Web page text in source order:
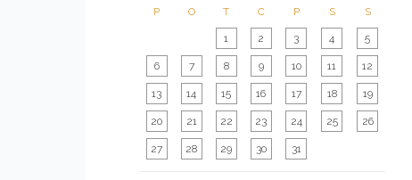
P O T C P S S
1 2 3 4 5
6 7 8 9 10 11 12
13 14 15 16 17 18 19
20 21 22 23 24 25 26
27 28 29 30 31